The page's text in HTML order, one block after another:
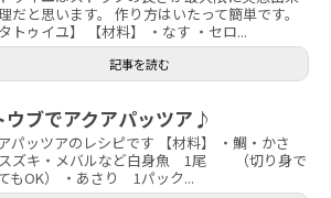
だと思います。 作り方はいたって簡単です。
タトゥイユ】 【材料】 ・なす ・セロ...
記事を読む
ウブでアクアパッツア♪
パッツアのレシピです 【材料】 ・鯛・かさ
ズキ・メバルなど白身魚 1尾 （切り身で
もOK） ・あさり 1パック...